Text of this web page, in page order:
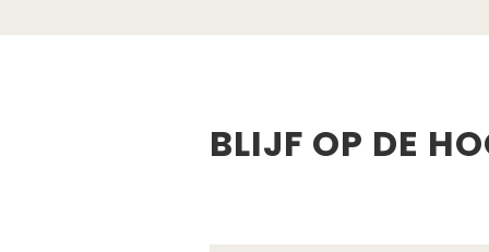
BLIJF OP DE